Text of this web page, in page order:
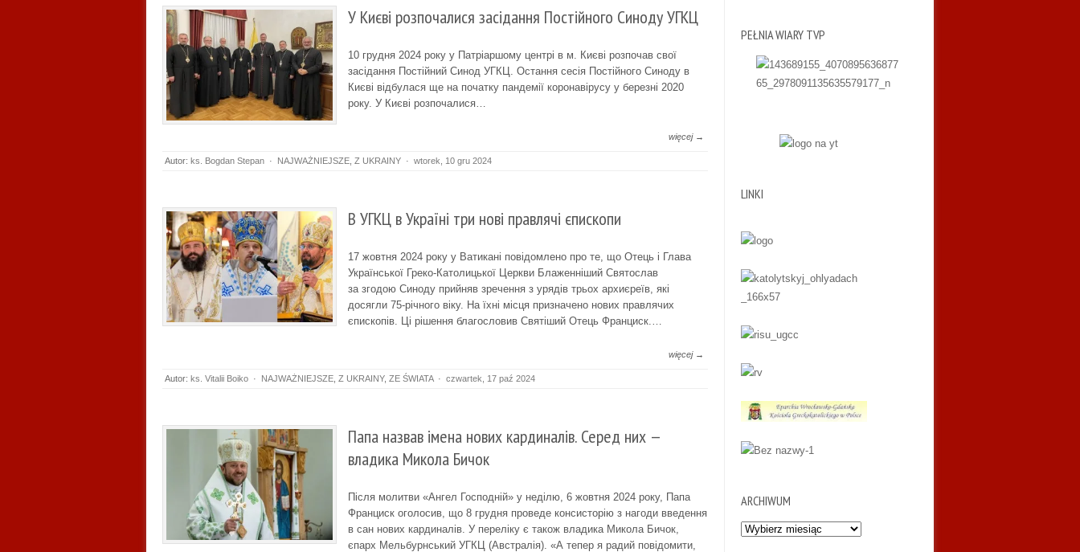
У Києві розпочалися засідання Постійного Синоду УГКЦ
10 грудня 2024 року у Патріаршому центрі в м. Києві розпочав свої
засідання Постійний Синод УГКЦ. Остання сесія Постійного Синоду в
Києві відбулася ще на початку пандемії коронавірусу у березні 2020
року. У Києві розпочалися…
więcej →
Autor: ks. Bogdan Stepan · NAJWAŻNIEJSZE Z UKRAINY · wtorek, 10 gru 2024
В УГКЦ в Україні три нові правлячі єпископи
17 жовтня 2024 року у Ватикані повідомлено про те, що Отець і Глава
Української Греко-Католицької Церкви Блаженніший Святослав
за згодою Синоду прийняв зречення з урядів трьох архиєреїв, які
досягли 75-річного віку. На їхні місця призначено нових правлячих
єпископів. Ці рішення благословив Святіший Отець Франциск.…
więcej →
Autor: ks. Vitalii Boiko · NAJWAŻNIEJSZE Z UKRAINY, ZE ŚWIATA · czwartek, 17 paź 2024
Папа назвав імена нових кардиналів. Серед них —
владика Микола Бичок
Після молитви «Ангел Господній» у неділю, 6 жовтня 2024 року, Папа
Франциск оголосив, що 8 грудня проведе консисторію з нагоди введення
в сан нових кардиналів. У переліку є також владика Микола Бичок,
єпарх Мельбурнський УГКЦ (Австралія). «А тепер я радий повідомити,
PEŁNIA WIARY TVP
LINKI
ARCHIWUM
Archiwum